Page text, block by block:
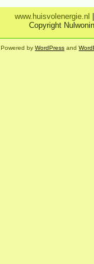
www.huisvolenergie.nl
Copyright
Powered by WordPress and